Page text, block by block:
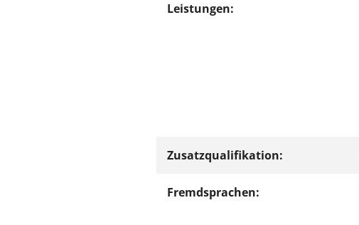
Leistungen:
Zusatzqualifikation:
Fremdsprachen: